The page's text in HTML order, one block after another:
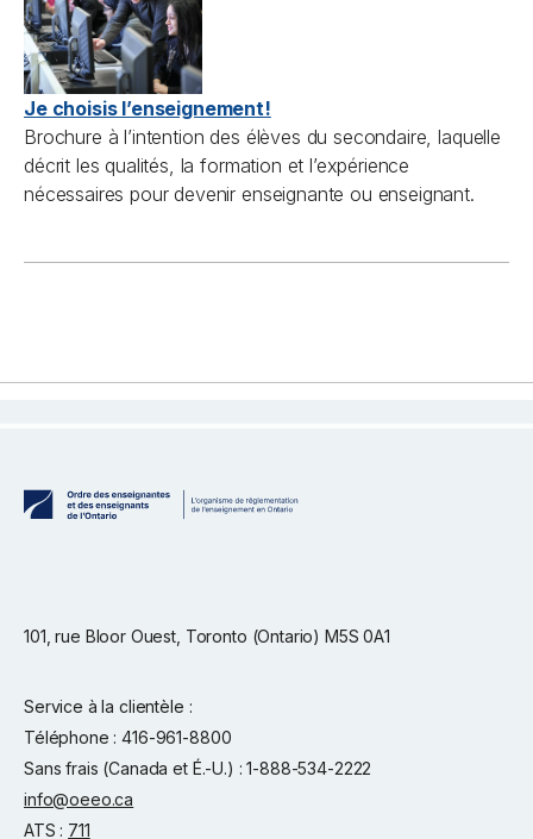
Je choisis l’enseignement!
Brochure à l’intention des élèves du secondaire, laquelle
décrit les qualités, la formation et l’expérience
nécessaires pour devenir enseignante ou enseignant.
101, rue Bloor Ouest, Toronto (Ontario) M5S 0A1
Service à la clientèle :
Téléphone : 416-961-8800
Sans frais (Canada et É.-U.) : 1-888-534-2222
info@oeeo.ca
ATS : 711